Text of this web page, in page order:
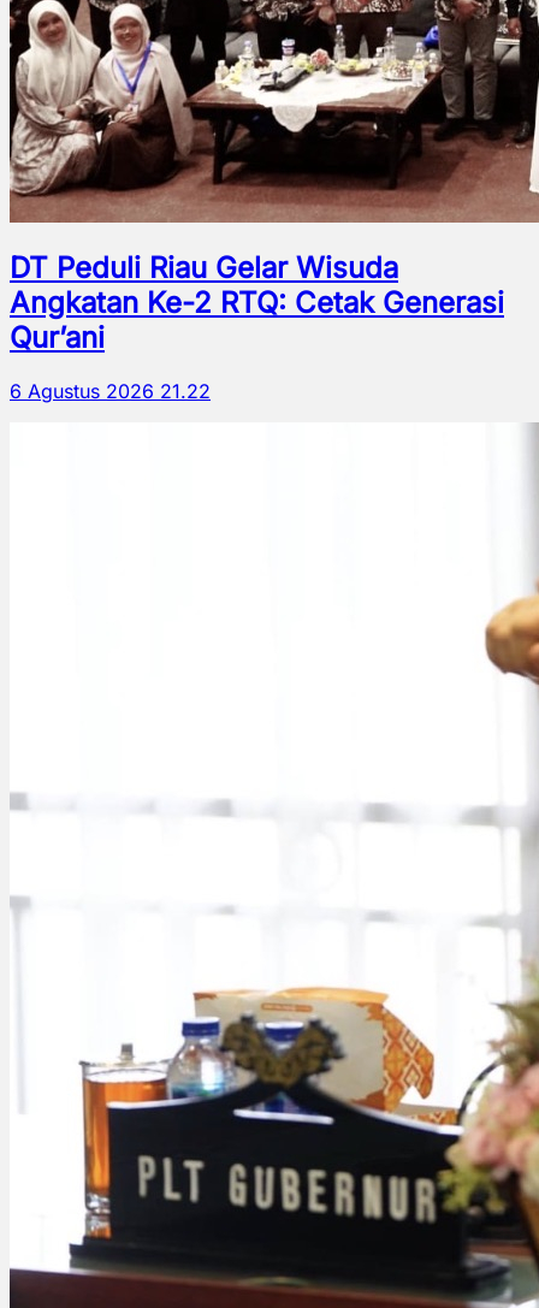
DT Peduli Riau Gelar Wisuda
Angkatan Ke-2 RTQ: Cetak Generasi
Qur’ani
6 Agustus 2026 21.22